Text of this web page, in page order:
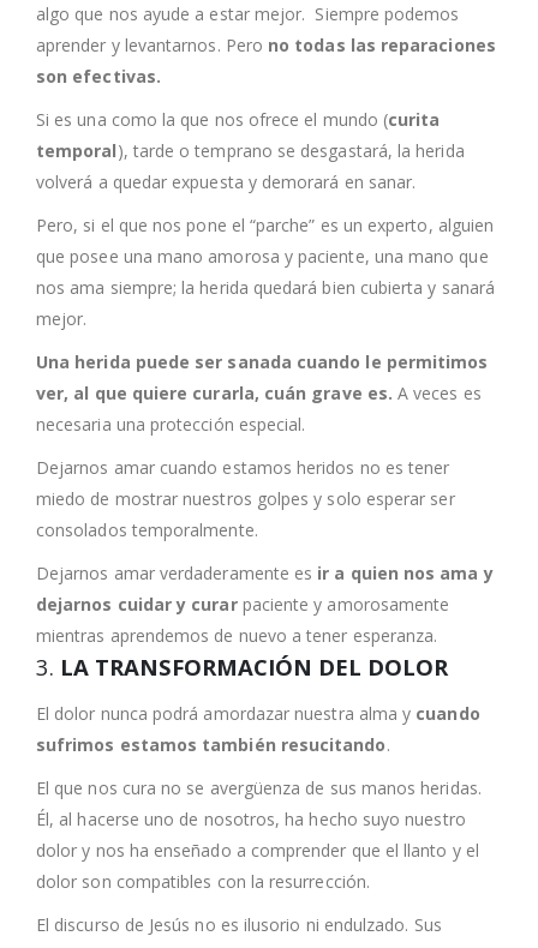
algo que nos ayude a estar mejor. Siempre podemos
aprender y levantarnos. Pero no todas las reparaciones
son efectivas.
Si es una como la que nos ofrece el mundo (curita
temporal), tarde o temprano se desgastará, la herida
volverá a quedar expuesta y demorará en sanar.
Pero, si el que nos pone el “parche” es un experto, alguien
que posee una mano amorosa y paciente, una mano que
nos ama siempre; la herida quedará bien cubierta y sanará
mejor.
Una herida puede ser sanada cuando le permitimos
ver, al que quiere curarla, cuán grave es. A veces es
necesaria una protección especial.
Dejarnos amar cuando estamos heridos no es tener
miedo de mostrar nuestros golpes y solo esperar ser
consolados temporalmente.
Dejarnos amar verdaderamente es ir a quien nos ama y
dejarnos cuidar y curar paciente y amorosamente
mientras aprendemos de nuevo a tener esperanza.
3. LA TRANSFORMACIÓN DEL DOLOR
El dolor nunca podrá amordazar nuestra alma y cuando
sufrimos estamos también resucitando.
El que nos cura no se avergüenza de sus manos heridas.
Él, al hacerse uno de nosotros, ha hecho suyo nuestro
dolor y nos ha enseñado a comprender que el llanto y el
dolor son compatibles con la resurrección.
El discurso de Jesús no es ilusorio ni endulzado. Sus